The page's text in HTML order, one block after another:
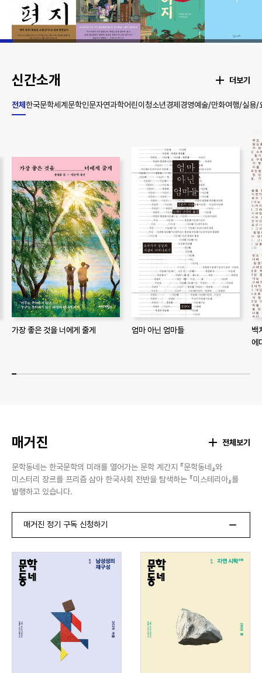
신간소개 더보기
전체 한국문학세계문학인문자연과학어린이 청소년경제경영예술/만화여행/실용/
가장 좋은 것을 너에게 줄게 엄마 아닌 엄마들
백
에
매거진 전체보기
문학동네는 한국문학의 미래를 열어가는 문학 계간지 『문학동네』와
미스터리 장르를 프리즘 삼아 한국사회 전반을 탐색하는 『미스테리아』를
발행하고 있습니다.
매거진 정기 구독 신청하기